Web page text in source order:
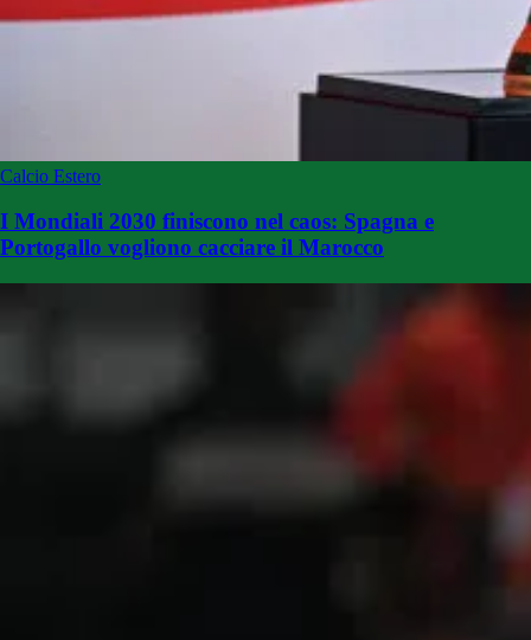
Calcio Estero
I Mondiali 2030 finiscono nel caos: Spagna e
Portogallo vogliono cacciare il Marocco